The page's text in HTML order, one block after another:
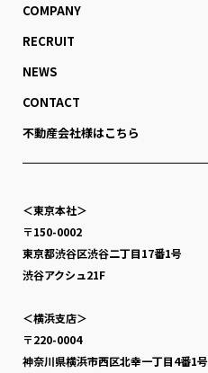
COMPANY
RECRUIT
NEWS
CONTACT
不動産会社様はこちら
＜東京本社＞
〒150-0002
東京都渋谷区渋谷二丁目17番1号
渋谷アクシュ21F
＜横浜支店＞
〒220-0004
神奈川県横浜市西区北幸一丁目4番1号